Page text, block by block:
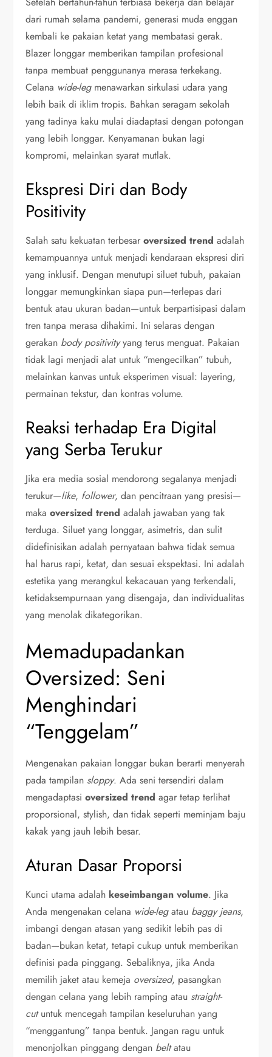
dari rumah selama pandemi, generasi muda enggan
kembali ke pakaian ketat yang membatasi gerak.
Blazer longgar memberikan tampilan profesional
tanpa membuat penggunanya merasa terkekang.
Celana wide-legmenawarkan sirkulasi udara yang
lebih baik di iklim tropis. Bahkan seragam sekolah
yang tadinya kaku mulai diadaptasi dengan potongan
yang lebih longgar. Kenyamanan bukan lagi
kompromi, melainkan syarat mutlak.
Ekspresi Diri dan Body
Positivity
Salah satu kekuatan terbesaroversized trend adalah
kemampuannya untuk menjadi kendaraan ekspresi diri
yang inklusif. Dengan menutupi siluet tubuh, pakaian
longgar memungkinkan siapa pun—terlepas dari
bentuk atau ukuran badan—untuk berpartisipasi dalam
tren tanpa merasa dihakimi. Ini selaras dengan
gerakan body positivityyang terus menguat. Pakaian
tidak lagi menjadi alat untuk “mengecilkan” tubuh,
melainkan kanvas untuk eksperimen visual: layering,
permainan tekstur, dan kontras volume.
Reaksi terhadap Era Digital
yang Serba Terukur
Jika era media sosial mendorong segalanya menjadi
terukur—like, follower, dan pencitraan yang presisi—
makaoversized trend adalah jawaban yang tak
terduga. Siluet yang longgar, asimetris, dan sulit
didefinisikan adalah pernyataan bahwa tidak semua
hal harus rapi, ketat, dan sesuai ekspektasi. Ini adalah
estetika yang merangkul kekacauan yang terkendali,
ketidaksempurnaan yang disengaja, dan individualitas
yang menolak dikategorikan.
Memadupadankan
Oversized: Seni
Menghindari
“Tenggelam”
Mengenakan pakaian longgar bukan berarti menyerah
pada tampilan sloppy. Ada seni tersendiri dalam
mengadaptasioversized trend agar tetap terlihat
proporsional, stylish, dan tidak seperti meminjam baju
kakak yang jauh lebih besar.
Aturan Dasar Proporsi
Kunci utama adalah keseimbangan volume. Jika
Anda mengenakan celana wide-legatau baggy jeans,
imbangi dengan atasan yang sedikit lebih pas di
badan—bukan ketat, tetapi cukup untuk memberikan
definisi pada pinggang. Sebaliknya, jika Anda
memilih jaket atau kemeja oversized, pasangkan
dengan celana yang lebih ramping atau straight-
cutuntuk mencegah tampilan keseluruhan yang
“menggantung” tanpa bentuk. Jangan ragu untuk
menonjolkan pinggang dengan beltatau